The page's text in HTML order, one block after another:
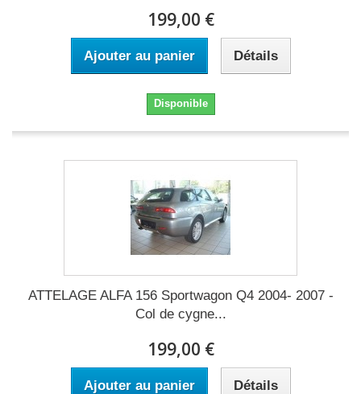
199,00 €
Ajouter au panier Détails
Disponible
ATTELAGE ALFA 156 Sportwagon Q4 2004- 2007 -
Col de cygne...
199,00 €
Ajouter au panier Détails